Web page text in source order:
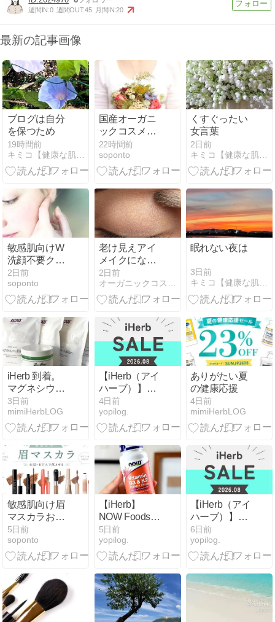
週間IN:0 週間OUT:45 月間IN:20
最新の記事画像
ブログは自分
を保つため
19時間前
キミコ【健康な肌をつくる】
国産オーガニ
ックコスメの
トライアルセ
ット7選｜敏
感肌の方も気
気ブランド比
較
22時間前
soponto
くすぐったい
女言葉
2日前
キミコ【健康な肌をつくる】
敏感肌向けW
洗顔不要クレ
ンジング9選
｜オイル・バ
ームなどタイ
較【2026】
2日前
soponto
老け見えアイ
メイクになっ
ていません
か？50代は避
けた方がよ
アイメイク３
選
2日前
オーガニックコスメアドバイザー・メイクアップ講師のブログ
眠れない夜は
3日前
キミコ【健康な肌をつくる】
iHerb 到着。
マグネシウム
マグネシウム
とスクラブ
3日前
mimiHerbLOG
【iHerb（アイ
ハーブ）】夏
の健康応援 最
大23%OFFセ
ールがはじま
【8/3-8/10】
4日前
yopilog.
ありがたい夏
の健康応援
4日前
mimiHerbLOG
敏感肌向け眉
マスカラおす
すめ6選！お
湯・石けんで
落とせる低刺
5日前
soponto
【iHerb】
NOW Foods
ビタミンD3＆
K2を飲んでみ
た｜小さめカ
やすい骨サポ
ートサプリ
5日前
yopilog.
【iHerb（アイ
ハーブ）】
YouTube 最新
クーポンコー
ドのお知らせ
25%OFF！
【8/1-8/6】
6日前
yopilog.